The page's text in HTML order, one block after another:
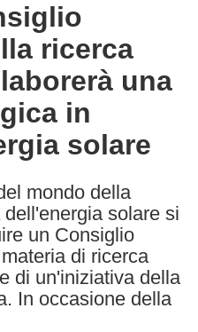
ricerca
una
in
solare
mondo della
solare si
un Consiglio
di ricerca
di un'iniziativa della
In occasione della